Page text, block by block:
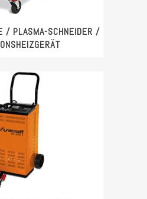
/ PLASMA-SCHNEIDER / I